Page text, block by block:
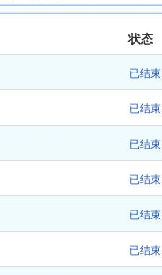
状态
已结束
已结束
已结束
已结束
已结束
已结束